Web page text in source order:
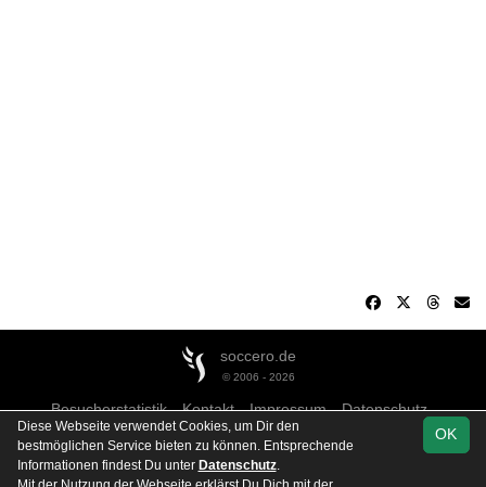
soccero.de
© 2006 - 2026
Besucherstatistik Kontakt Impressum
Datenschutz
OK
Diese Webseite verwendet Cookies, um Dir den
bestmöglichen Service bieten zu können. Entsprechende
Informationen findest Du unter Datenschutz.